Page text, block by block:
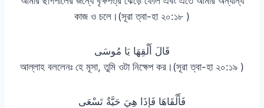
কাজ ও চলে।(সূরা ত্বা-হা ২০:১৮ )
قَالَ أَلْقِهَا يَا مُوسَى
আল্লাহ বললেনঃ হে মূসা, তুমি ওটা নিক্ষেপ কর।(সূরা ত্বা-হা ২০:১৯ )
فَأَلْقَاهَا فَإِذَا هِيَ حَيَّةٌ تَسْعَى